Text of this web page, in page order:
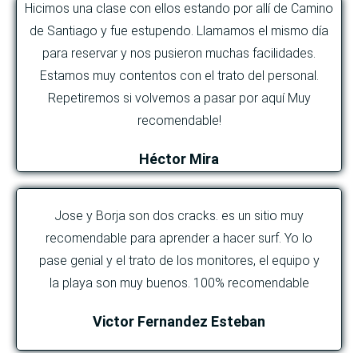
Hicimos una clase con ellos estando por allí de Camino
de Santiago y fue estupendo. Llamamos el mismo día
para reservar y nos pusieron muchas facilidades.
Estamos muy contentos con el trato del personal.
Repetiremos si volvemos a pasar por aquí Muy
recomendable!
Héctor Mira
Jose y Borja son dos cracks. es un sitio muy
recomendable para aprender a hacer surf. Yo lo
pase genial y el trato de los monitores, el equipo y
la playa son muy buenos. 100% recomendable
Victor Fernandez Esteban